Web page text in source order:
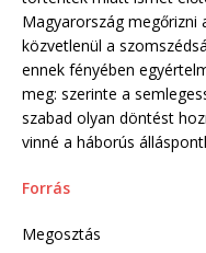
Magyarország megőrizni
közvetlenül a
ennek fényében
meg: szerinte a
szabad olyan döntést
vinné a háborús
Forrás
Megosztás